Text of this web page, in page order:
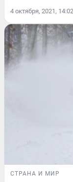
4 октября, 2021, 14:02
СТРАНА И МИР